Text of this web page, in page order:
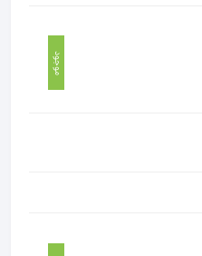
موجود